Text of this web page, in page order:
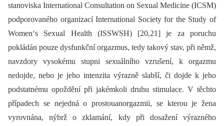
stanoviska International Consultation on Sexual Medicine (ICSM)
podporovaného organizací International Society for the Study of
Women‘s Sexual Health (ISSWSH) [20,21] je za poruchu
pokládán pouze dysfunkční orgazmus, tedy takový stav, při němž,
navzdory vysokému stupni sexuálního vzrušení, k orgazmu
nedojde, nebo je jeho intenzita výrazně slabší, či dojde k jeho
podstatnému opoždění při jakémkoli druhu stimulace. V těchto
případech se nejedná o prostouanorgazmii, se kterou je žena
vyrovnána, nýbrž o zklamání, kdy při dosažení výrazného